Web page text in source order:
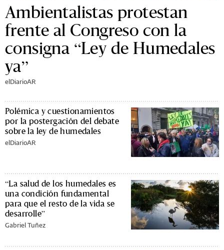
Ambientalistas protestan
frente al Congreso con la
consigna “Ley de Humedales
ya”
elDiarioAR
Polémica y cuestionamientos
por la postergación del debate
sobre la ley de humedales
elDiarioAR
“La salud de los humedales es
una condición fundamental
para que el resto de la vida se
desarrolle”
Gabriel Tuñez